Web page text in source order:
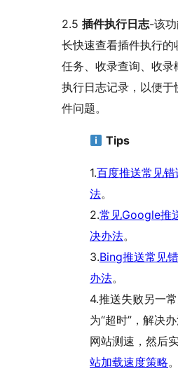
2.5 插件执行日志-该
长快速查看插件执行的
任务、收录查询、收录
执行日志记录，以便于
件问题。
Tips
1.百度推送常见
法。
2.常见Google推
决办法。
3.Bing推送常见
办法。
4.推送失败另一
为“超时”，解决
网站测速，然后
站加载速度策略。